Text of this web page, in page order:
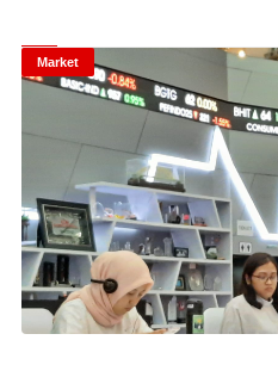
Market